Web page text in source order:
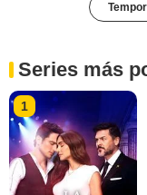
Series más
1